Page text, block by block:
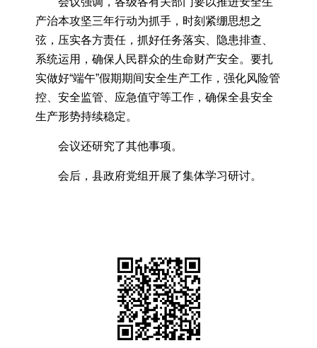
产治本攻坚三年行动为抓手，时刻紧绷思想之
弦，压实各方责任，抓好任务落实、隐患排查、
系统运用，确保人民群众的生命财产安全。要扎
实做好“端午”假期期间安全生产工作，强化风险管
控、安全监管、应急值守等工作，确保全县安全
生产形势持续稳定。
会议还研究了其他事项。
会后，县政府党组开展了集体学习研讨。